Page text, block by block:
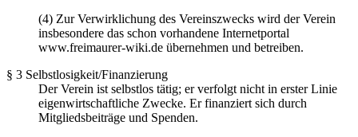
(4) Zur Verwirklichung des Vereinszwecks wird der Verein
insbesondere das schon vorhandene Internetportal
www.freimaurer-wiki.de übernehmen und betreiben.
§ 3 Selbstlosigkeit/Finanzierung
Der Verein ist selbstlos tätig; er verfolgt nicht in erster Linie
eigenwirtschaftliche Zwecke. Er finanziert sich durch
Mitgliedsbeiträge und Spenden.